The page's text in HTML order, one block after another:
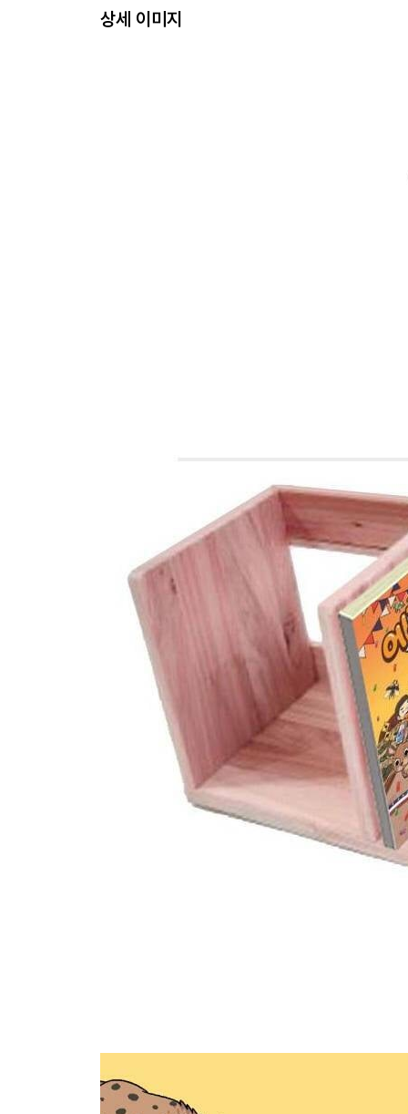
상세 이미지